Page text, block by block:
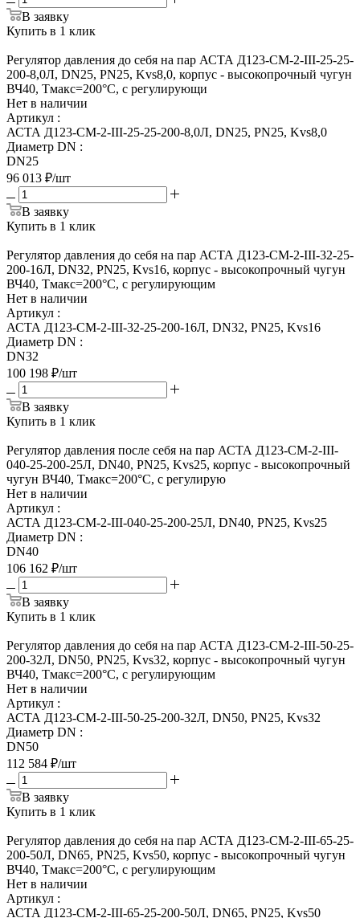
В заявку
Купить в 1 клик
Регулятор давления до себя на пар АСТА Д123-СМ-2-III-25-25-
200-8,0Л, DN25, PN25, Kvs8,0, корпус - высокопрочный чугун
ВЧ40, Tмакс=200°С, с регулирующи
Нет в наличии
Артикул :
АСТА Д123-СМ-2-III-25-25-200-8,0Л, DN25, PN25, Kvs8,0
Диаметр DN :
DN25
96 013 ₽/шт
В заявку
Купить в 1 клик
Регулятор давления до себя на пар АСТА Д123-СМ-2-III-32-25-
200-16Л, DN32, PN25, Kvs16, корпус - высокопрочный чугун
ВЧ40, Tмакс=200°С, с регулирующим
Нет в наличии
Артикул :
АСТА Д123-СМ-2-III-32-25-200-16Л, DN32, PN25, Kvs16
Диаметр DN :
DN32
100 198 ₽/шт
В заявку
Купить в 1 клик
Регулятор давления после себя на пар АСТА Д123-СМ-2-III-
040-25-200-25Л, DN40, PN25, Kvs25, корпус - высокопрочный
чугун ВЧ40, Tмакс=200°С, с регулирую
Нет в наличии
Артикул :
АСТА Д123-СМ-2-III-040-25-200-25Л, DN40, PN25, Kvs25
Диаметр DN :
DN40
106 162 ₽/шт
В заявку
Купить в 1 клик
Регулятор давления до себя на пар АСТА Д123-СМ-2-III-50-25-
200-32Л, DN50, PN25, Kvs32, корпус - высокопрочный чугун
ВЧ40, Tмакс=200°С, с регулирующим
Нет в наличии
Артикул :
АСТА Д123-СМ-2-III-50-25-200-32Л, DN50, PN25, Kvs32
Диаметр DN :
DN50
112 584 ₽/шт
В заявку
Купить в 1 клик
Регулятор давления до себя на пар АСТА Д123-СМ-2-III-65-25-
200-50Л, DN65, PN25, Kvs50, корпус - высокопрочный чугун
ВЧ40, Tмакс=200°С, с регулирующим
Нет в наличии
Артикул :
АСТА Д123-СМ-2-III-65-25-200-50Л, DN65, PN25, Kvs50